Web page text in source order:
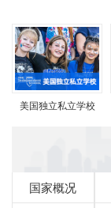
美国独立私立学校
国家概况